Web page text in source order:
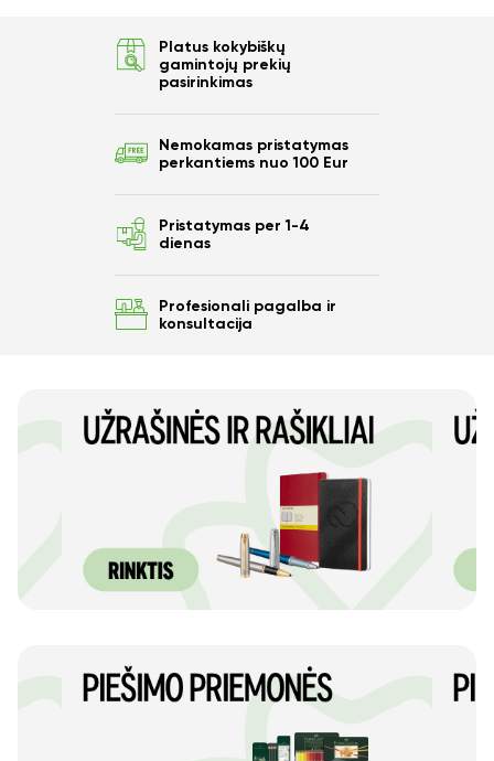
Platus kokybiškų
gamintojų prekių
pasirinkimas
Nemokamas pristatymas
perkantiems nuo 100 Eur
Pristatymas per 1-4
dienas
Profesionali pagalba ir
konsultacija
nuo savo užsakymo?
Taip
Ne